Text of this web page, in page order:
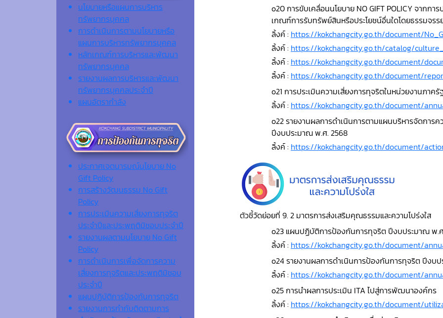
นโยบายหรือแผนการบริหาร
ทรัพยากรบุคคล
การดำเนินการตามนโยบายหรือ
แผนการบริหารทรัพยากรบุคคล
หลักเกณฑ์การบริหารและพัฒนา
ทรัพยากรบุคคล
รายงานผลการบริหารและพัฒนา
ทรัพยากรบุคคลประจำปี
แผนอัตรากำลัง
ประกาศเจตนารมณ์นโยบาย No
Gift Policy
การสร้างวัฒนธรรม No Gift
Policy
การประเมินความเสี่ยงการทุจริต
ประจำปีและประพฤติมิชอบประจำปี
รายงานผลตามนโยบาย No Gift
Policy
การดำเนินการเพื่อจัดการความ
เสี่ยงการทุจริตและประพฤติมิชอบ
ประจำปี
แผนปฏิบัติการป้องกันการทุจริต
รายงานการกำกับติดตามการ
o20 การขับเคลื่อนนโยบาย NO GIFT POLICY จากก
เกณฑ์การรับทรัพย์สินหรือประโยชน์อื่นใดโดยธรรมจร
ลิ้งค์ : https://kokchangcity.go.th/document/
ลิ้งค์ : https://kokchangcity.go.th/catalog/
ลิ้งค์ : https://kokchangcity.go.th/document/
ลิ้งค์ : https://kokchangcity.go.th/document/
o21 การประเมินความเสี่ยงการทุจริตในหน่วยงานภาค
ลิ้งค์ : https://kokchangcity.go.th/document/
o22 รายงานผลการดำเนินการตามแผนบริหารจัดการ
ปีงบประมาณ พ.ศ. 2568
ลิ้งค์ : https://kokchangcity.go.th/document/
ตัวชี้วัดย่อยที่ 9. 2 มาตรการส่งเสริมคุณธรรมและความโปร่งใส
o23 แผนปฏิบัติการป้องกันการทุจริต ปีงบประมาณ พ.
ลิ้งค์ : https://kokchangcity.go.th/document/
o24 รายงานผลการดำเนินการป้องกันการทุจริต ปีงบ
ลิ้งค์ : https://kokchangcity.go.th/document/
o25 การนำผลการประเมิน ITA ไปสู่การพัฒนาองค์กร
ลิ้งค์ : https://kokchangcity.go.th/document/